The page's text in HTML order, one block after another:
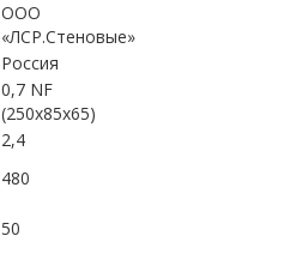
ООО
«ЛСР.Стеновые»
Россия
0,7 NF
(250х85х65)
2,4
480
50